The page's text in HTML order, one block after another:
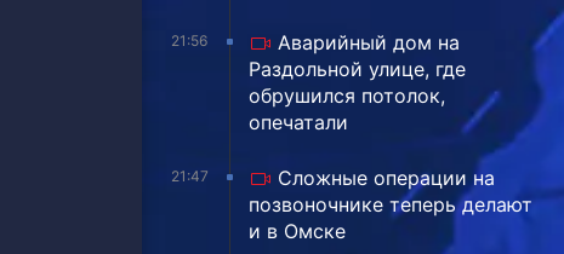
21:56
Аварийный дом на
Раздольной улице, где
обрушился потолок,
опечатали
21:47
Сложные операции на
позвоночнике теперь делают
и в Омске